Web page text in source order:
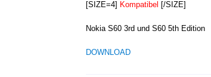
[SIZE=4] Kompatibel [/SIZE]
Nokia S60 3rd und S60 5th Edition
DOWNLOAD